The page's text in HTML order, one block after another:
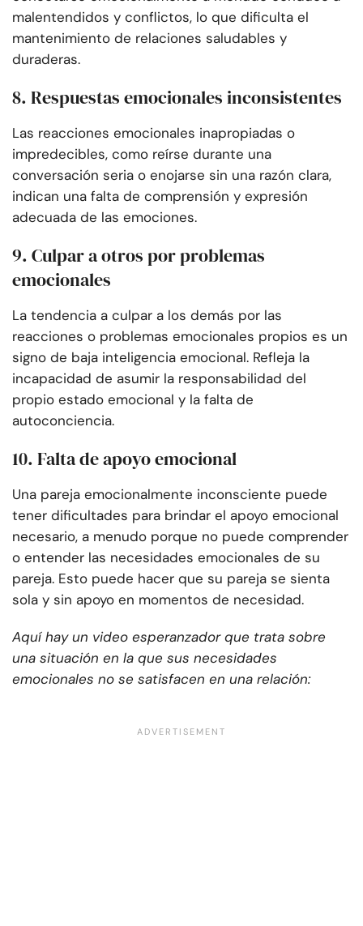
malentendidos y conflictos, lo que dificulta el
mantenimiento de relaciones saludables y
duraderas.
8. Respuestas emocionales inconsistentes
Las reacciones emocionales inapropiadas o
impredecibles, como reírse durante una
conversación seria o enojarse sin una razón clara,
indican una falta de comprensión y expresión
adecuada de las emociones.
9. Culpar a otros por problemas
emocionales
La tendencia a culpar a los demás por las
reacciones o problemas emocionales propios es un
signo de baja inteligencia emocional. Refleja la
incapacidad de asumir la responsabilidad del
propio estado emocional y la falta de
autoconciencia.
10. Falta de apoyo emocional
Una pareja emocionalmente inconsciente puede
tener dificultades para brindar el apoyo emocional
necesario, a menudo porque no puede comprender
o entender las necesidades emocionales de su
pareja. Esto puede hacer que su pareja se sienta
sola y sin apoyo en momentos de necesidad.
Aquí hay un video esperanzador que trata sobre
una situación en la que sus necesidades
emocionales no se satisfacen en una relación: